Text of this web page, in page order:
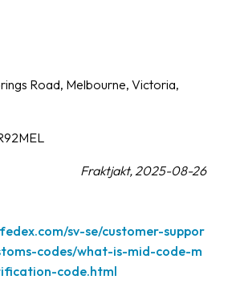
Road, Melbourne, Victoria,
Fraktjakt, 2025-08-26
sv-se/customer-suppor
codes/what-is-mid-code-m
code.html